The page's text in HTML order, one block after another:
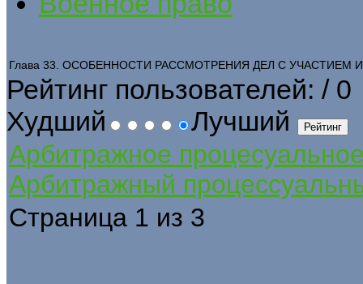
Глава 33. ОСОБЕННОСТИ РАССМОТРЕНИЯ ДЕЛ С УЧАСТИЕМ
Рейтинг пользователей: / 0
Худший
Лучший
Арбитражное
Арбитражный
Страница 1 из 3